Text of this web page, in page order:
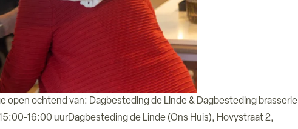
open ochtend van: Dagbesteding de Linde & Dagbesteding brasserie
16:00 uurDagbesteding de Linde (Ons Huis), Hovystraat 2,